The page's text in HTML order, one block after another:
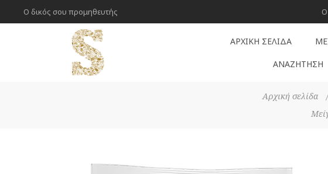
Ο δικός σου προμηθευτής
ΑΡΧΙΚΉ ΣΕΛΊΔΑ
ΑΝΑΖΉΤΗΣΗ
Αρχική σελίδα /